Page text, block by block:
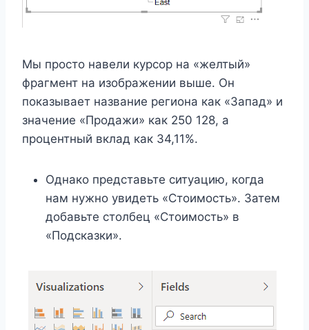
Мы просто навели курсор на «желтый»
фрагмент на изображении выше. Он
показывает название региона как «Запад» и
значение «Продажи» как 250 128, а
процентный вклад как 34,11%.
Однако представьте ситуацию, когда
нам нужно увидеть «Стоимость». Затем
добавьте столбец «Стоимость» в
«Подсказки».